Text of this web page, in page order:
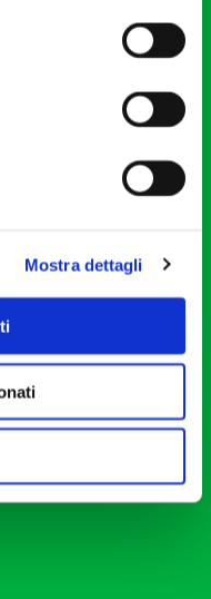
Mostra dettagli